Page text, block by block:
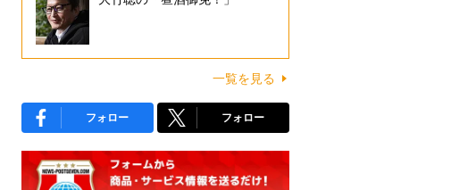
一覧を見る
フォロー フォロー